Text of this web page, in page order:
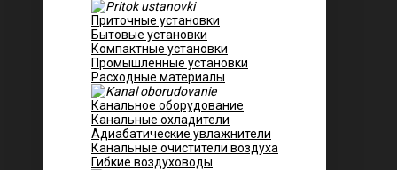
Приточные установки
Бытовые установки
Компактные установки
Промышленные установки
Расходные материалы
Канальное оборудование
Канальные охладители
Адиабатические увлажнители
Канальные очистители воздуха
Гибкие воздуховоды